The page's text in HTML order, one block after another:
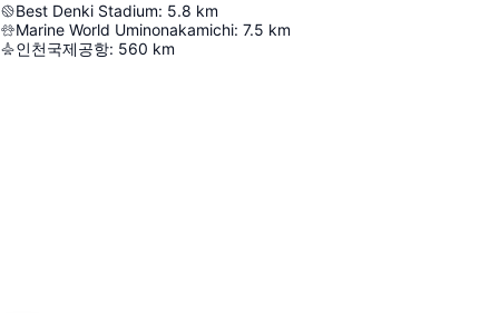
Best Denki Stadium: 5.8 km
Marine World Uminonakamichi: 7.5 km
인천국제공항: 560 km